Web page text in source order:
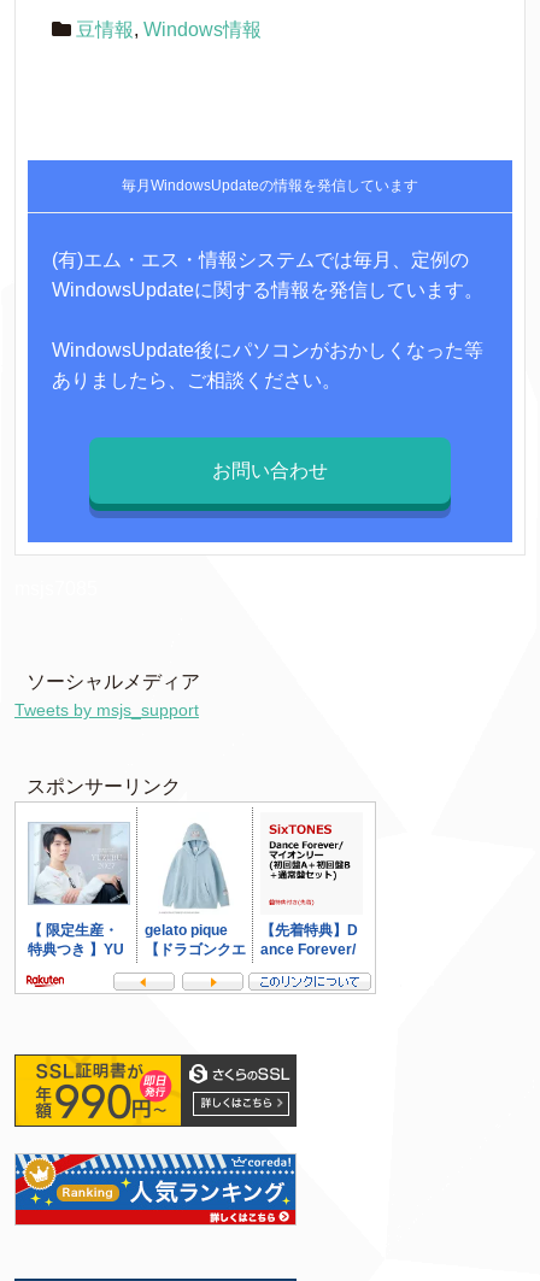
豆情報, Windows情報
毎月WindowsUpdateの情報を発信しています
(有)エム・エス・情報システムでは毎月、定例の
WindowsUpdateに関する情報を発信しています。
WindowsUpdate後にパソコンがおかしくなった等
ありましたら、ご相談ください。
お問い合わせ
ソーシャルメディア
Tweets by msjs_support
スポンサーリンク